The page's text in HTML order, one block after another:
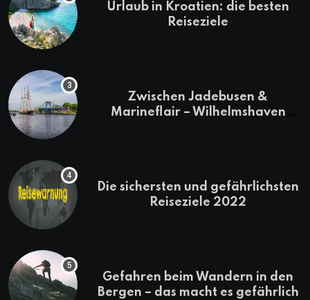
Urlaub in Kroatien: die besten
Reiseziele
Zwischen Jadebusen &
Marineflair – Wilhelmshaven
Die sichersten und gefährlichsten
Reiseziele 2022
Gefahren beim Wandern in den
Bergen – das macht es gefährlich